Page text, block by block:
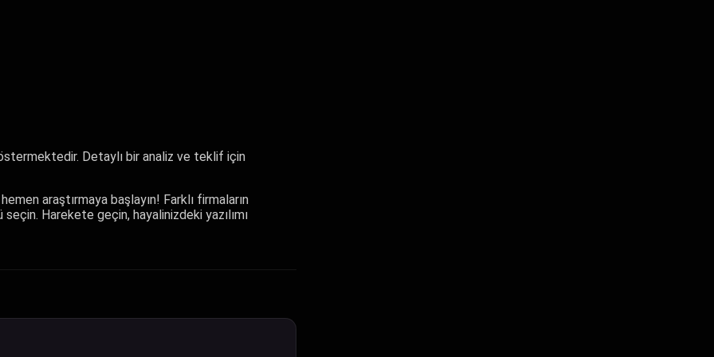
Detaylı bir analiz ve teklif için
araştırmaya başlayın! Farklı firmaların
Harekete geçin, hayalinizdeki yazılımı